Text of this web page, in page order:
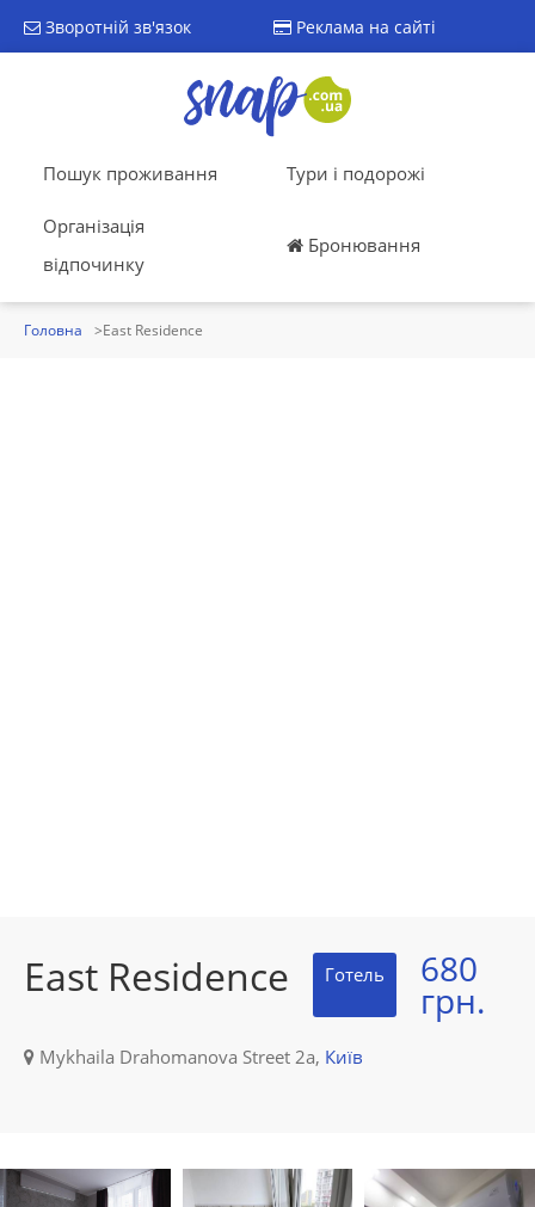
Зворотній зв'язок Реклама на сайті
Пошук проживання Тури і подорожі
Організація
відпочинку
Бронювання
Головна East Residence
East Residence Готель 680
грн.
Mykhaila Drahomanova Street 2а, Київ